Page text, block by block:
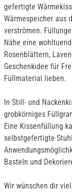
gefertigte
Wärmespeicher aus
verströmen.
Nähe eine
Rosenblättern,
Geschenkidee für
Füllmaterial lieben.
In Still- und
grobkörniges
Eine Kissenfüllung
selbstgefertigte
Basteln und
Wir wünschen dir